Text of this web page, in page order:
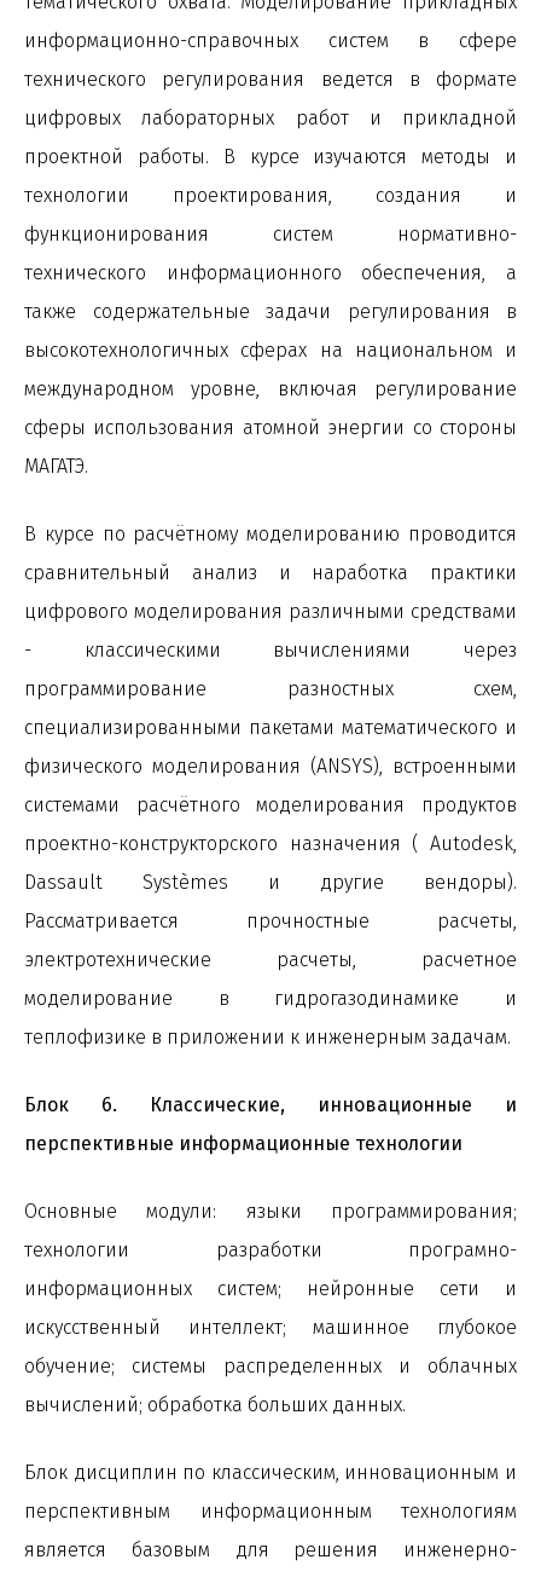
информационно-справочных систем в сфере
технического регулирования ведется в формате
цифровых лабораторных работ и прикладной
проектной работы. В курсе изучаются методы и
технологии проектирования, создания и
функционирования систем нормативно-
технического информационного обеспечения, а
также содержательные задачи регулирования в
высокотехнологичных сферах на национальном и
международном уровне, включая регулирование
сферы использования атомной энергии со стороны
МАГАТЭ.
В курсе по расчётному моделированию проводится
сравнительный анализ и наработка практики
цифрового моделирования различными средствами
- классическими вычислениями через
программирование разностных схем,
специализированными пакетами математического и
физического моделирования (ANSYS), встроенными
системами расчётного моделирования продуктов
проектно-конструкторского назначения ( Autodesk,
Dassault Systèmes и другие вендоры).
Рассматривается прочностные расчеты,
электротехнические расчеты, расчетное
моделирование в гидрогазодинамике и
теплофизике в приложении к инженерным задачам.
Блок 6. Классические, инновационные и
перспективные информационные технологии
Основные модули: языки программирования;
технологии разработки програмно-
информационных систем; нейронные сети и
искусственный интеллект; машинное глубокое
обучение; системы распределенных и облачных
вычислений; обработка больших данных.
Блок дисциплин по классическим, инновационным и
перспективным информационным технологиям
является базовым для решения инженерно-